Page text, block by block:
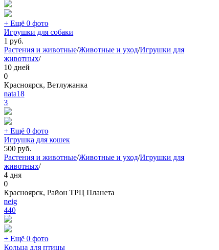
+ Ещё 0 фото
Игрушки для собаки
1 руб.
Растения и животные/Животные и уход/Игрушки для
животных/
10 дней
0
Красноярск, Ветлужанка
nata18
3
+ Ещё 0 фото
Игрушка для кошек
500 руб.
Растения и животные/Животные и уход/Игрушки для
животных/
4 дня
0
Красноярск, Район ТРЦ Планета
neig
440
+ Ещё 0 фото
Кольца для птицы